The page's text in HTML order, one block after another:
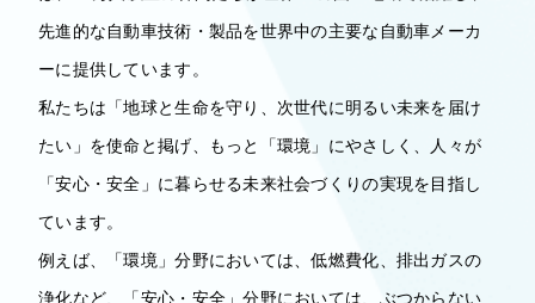
先進的な自動車技術・製品を世界中の主要な自動車メーカ
ーに提供しています。
私たちは「地球と生命を守り、次世代に明るい未来を届け
たい」を使命と掲げ、もっと「環境」にやさしく、人々が
「安心・安全」に暮らせる未来社会づくりの実現を目指し
ています。
例えば、「環境」分野においては、低燃費化、排出ガスの
浄化など、「安心・安全」分野においては、ぶつからない